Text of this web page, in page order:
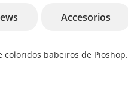
Accesorios
babeiros de Pioshop.